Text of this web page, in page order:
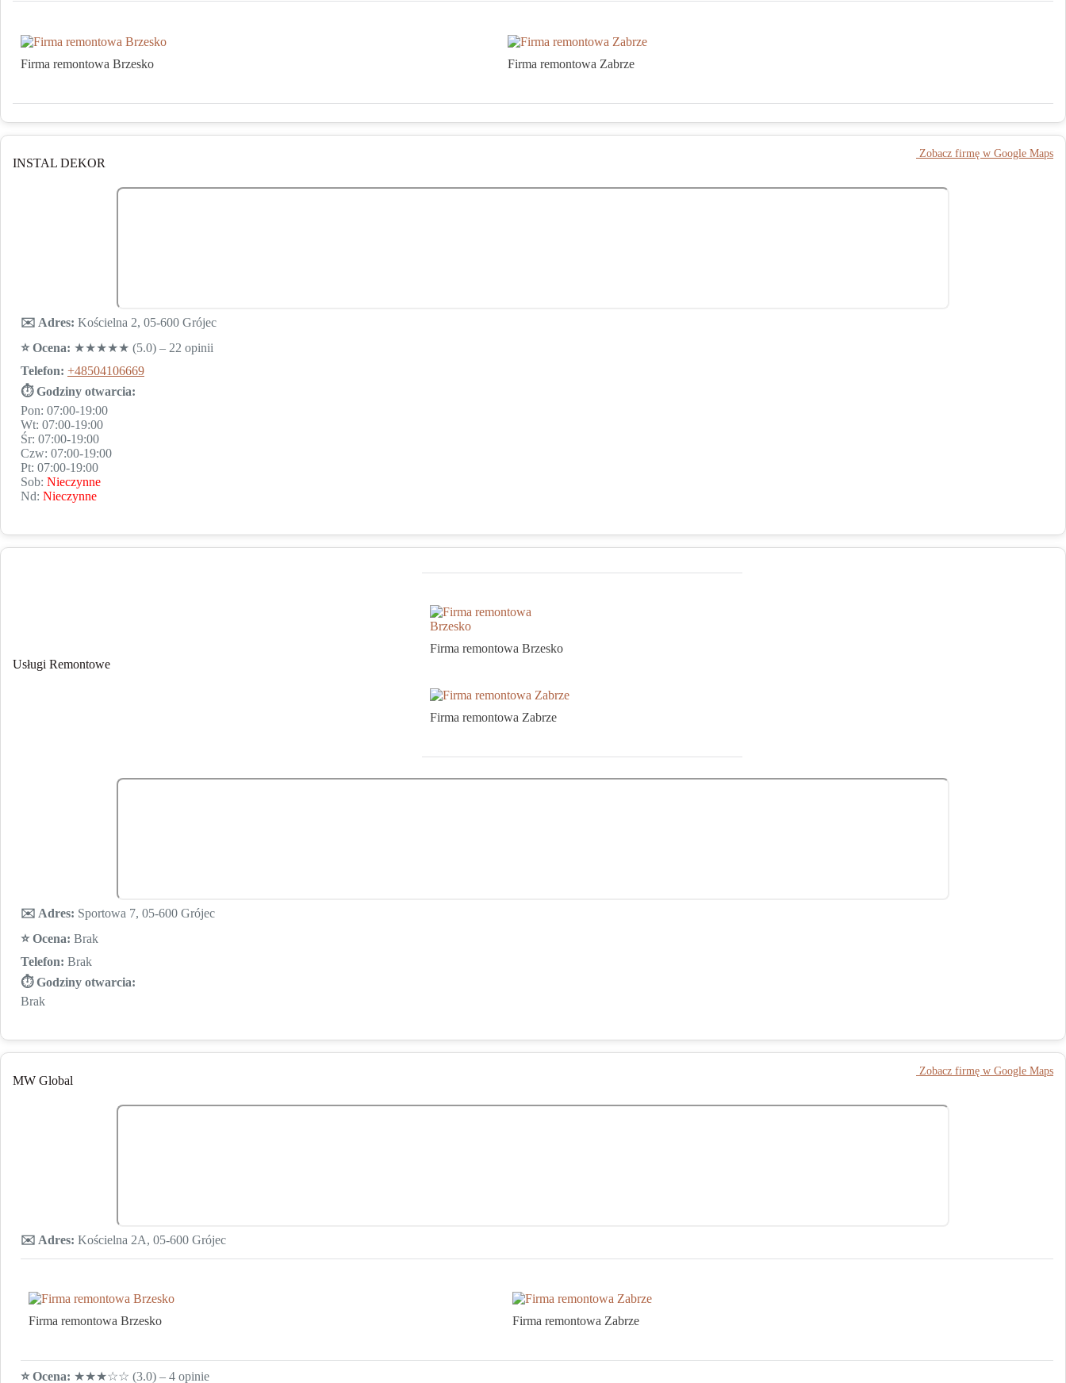
Firma remontowa Brzesko Firma remontowa Zabrze
INSTAL DEKOR
️ Zobacz firmę w Google Maps
✉️ Adres: Kościelna 2, 05-600 Grójec
⭐️ Ocena: ★★★★★ (5.0) – 22 opinii
Telefon: +48504106669
⏱ Godziny otwarcia:
Pon: 07:00-19:00
Wt: 07:00-19:00
Śr: 07:00-19:00
Czw: 07:00-19:00
Pt: 07:00-19:00
Sob: Nieczynne
Nd: Nieczynne
Usługi Remontowe
Firma remontowa Brzesko
Firma remontowa Zabrze
✉️ Adres: Sportowa 7, 05-600 Grójec
⭐️ Ocena: Brak
Telefon: Brak
⏱ Godziny otwarcia:
Brak
MW Global
️ Zobacz firmę w Google Maps
✉️ Adres: Kościelna 2A, 05-600 Grójec
Firma remontowa Brzesko Firma remontowa Zabrze
⭐️ Ocena: ★★★☆☆ (3.0) – 4 opinie